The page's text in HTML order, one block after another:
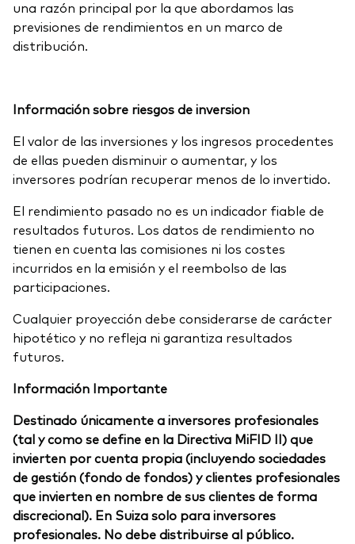
una razón principal por la que abordamos las
previsiones de rendimientos en un marco de
distribución.
Información sobre riesgos de inversion
El valor de las inversiones y los ingresos procedentes
de ellas pueden disminuir o aumentar, y los
inversores podrían recuperar menos de lo invertido.
El rendimiento pasado no es un indicador fiable de
resultados futuros. Los datos de rendimiento no
tienen en cuenta las comisiones ni los costes
incurridos en la emisión y el reembolso de las
participaciones.
Cualquier proyección debe considerarse de carácter
hipotético y no refleja ni garantiza resultados
futuros.
Información Importante
Destinado únicamente a inversores profesionales
(tal y como se define en la Directiva MiFID II) que
invierten por cuenta propia (incluyendo sociedades
de gestión (fondo de fondos) y clientes profesionales
que invierten en nombre de sus clientes de forma
discrecional). En Suiza solo para inversores
profesionales. No debe distribuirse al público.